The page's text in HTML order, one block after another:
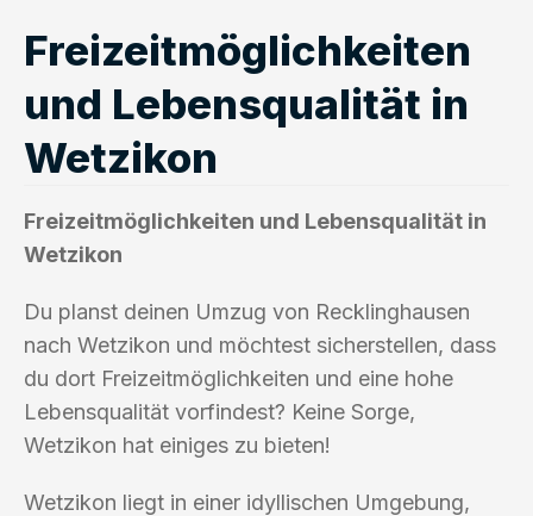
Freizeitmöglichkeiten
und Lebensqualität in
Wetzikon
Freizeitmöglichkeiten und Lebensqualität in
Wetzikon
Du planst deinen Umzug von Recklinghausen
nach Wetzikon und möchtest sicherstellen, dass
du dort Freizeitmöglichkeiten und eine hohe
Lebensqualität vorfindest? Keine Sorge,
Wetzikon hat einiges zu bieten!
Wetzikon liegt in einer idyllischen Umgebung,